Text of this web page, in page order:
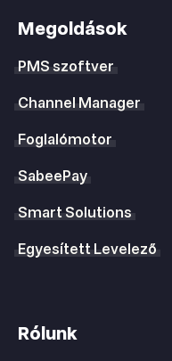
Megoldások
PMS szoftver
Channel Manager
Foglalómotor
SabeePay
Smart Solutions
Egyesített Levelező
Rólunk